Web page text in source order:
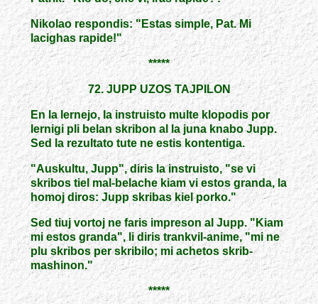
Nikolao respondis: "Estas simple, Pat. Mi
lacighas rapide!"
*****
72. JUPP UZOS TAJPILON
En la lernejo, la instruisto multe klopodis por
lernigi pli belan skribon al la juna knabo Jupp.
Sed la rezultato tute ne estis kontentiga.
"Auskultu, Jupp", diris la instruisto, "se vi
skribos tiel mal-belache kiam vi estos granda, la
homoj diros: Jupp skribas kiel porko."
Sed tiuj vortoj ne faris impreson al Jupp. "Kiam
mi estos granda", li diris trankvil-anime, "mi ne
plu skribos per skribilo; mi achetos skrib-
mashinon."
*****